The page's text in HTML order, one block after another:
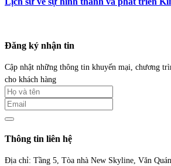
Đăng ký nhận tin
Cập nhật những thông tin khuyến mại, chương
cho khách hàng
Thông tin liên hệ
Địa chỉ: Tầng 5, Tòa nhà New Skyline, Văn